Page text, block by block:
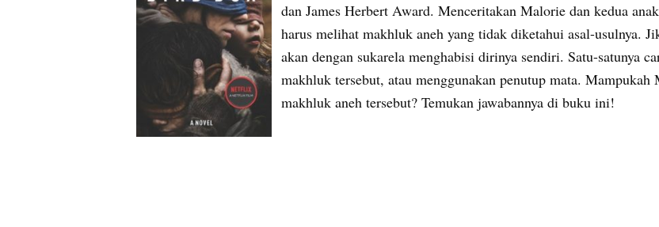
dan James Herbert Award. Menceritakan Malorie dan kedua
harus melihat makhluk aneh yang tidak diketahui asal-usulnya.
akan dengan sukarela menghabisi dirinya sendiri. Satu-satunya
makhluk tersebut, atau menggunakan penutup mata.
makhluk aneh tersebut? Temukan jawabannya di buku ini!